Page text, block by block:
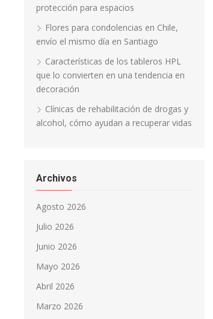
protección para espacios
Flores para condolencias en Chile,
envío el mismo día en Santiago
Características de los tableros HPL
que lo convierten en una tendencia en
decoración
Clínicas de rehabilitación de drogas y
alcohol, cómo ayudan a recuperar vidas
Archivos
Agosto 2026
Julio 2026
Junio 2026
Mayo 2026
Abril 2026
Marzo 2026